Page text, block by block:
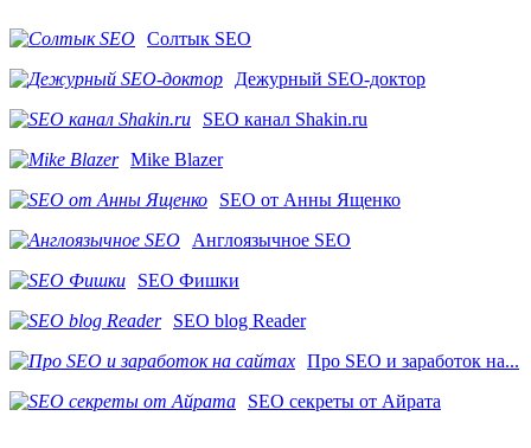
Солтык SEO
Дежурный SEO-доктор
SEO канал Shakin.ru
Mike Blazer
SEO от Анны Ященко
Англоязычное SEO
SEO Фишки
SEO blog Reader
Про SEO и заработок на...
SEO секреты от Айрата